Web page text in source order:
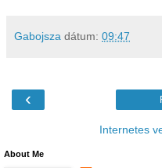
Gabojsza dátum: 09:47
‹
Internetes
About Me